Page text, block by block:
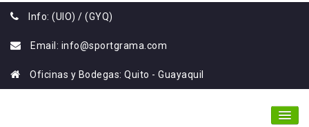
Info: (UIO) / (GYQ)
Email: info@sportgrama.com
Oficinas y Bodegas: Quito - Guayaquil